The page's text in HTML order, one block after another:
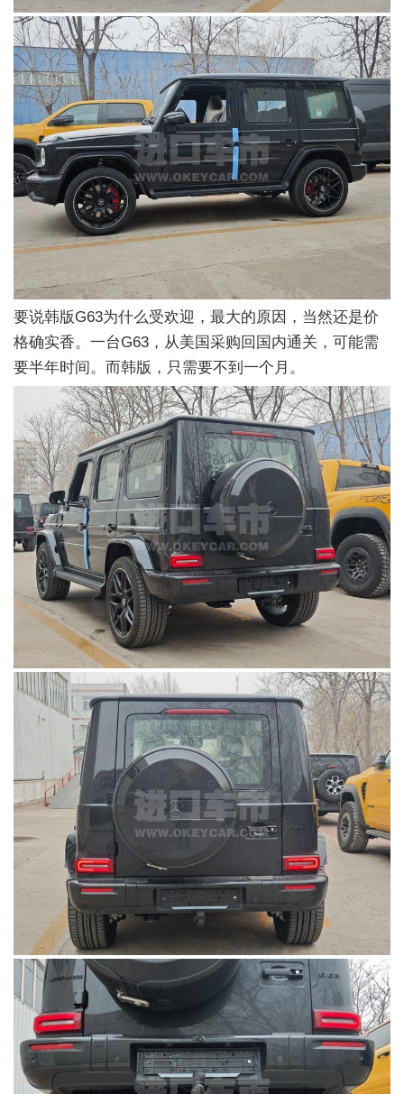
要说韩版G63为什么受欢迎，最大的原因，当然还是价
格确实香。一台G63，从美国采购回国内通关，可能需
要半年时间。而韩版，只需要不到一个月。